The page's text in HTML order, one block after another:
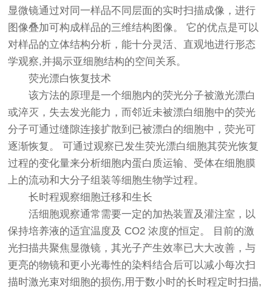
显微镜通过对同一样品不同层面的实时扫描成像，进行
图像叠加可构成样品的三维结构图像。 它的优点是可以
对样品的立体结构分析，能十分灵活、直观地进行形态
学观察,并揭示亚细胞结构的空间关系。
荧光漂白恢复技术
该方法的原理是一个细胞内的荧光分子被激光漂白
或淬灭，失去发光能力，而邻近未被漂白细胞中的荧光
分子可通过缝隙连接扩散到已被漂白的细胞中，荧光可
逐渐恢复。 可通过观察已发生荧光漂白细胞其荧光恢复
过程的变化量来分析细胞内蛋白质运输、受体在细胞膜
上的流动和大分子组装等细胞生物学过程。
长时程观察细胞迁移和生长
活细胞观察通常需要一定的加热装置及灌注室，以
保持培养液的适宜温度及 CO2 浓度的恒定。 目前的激
光扫描共聚焦显微镜，其光子产生效率已大大改善，与
更亮的物镜和更小光毒性的染料结合后可以减小每次扫
描时激光束对细胞的损伤,用于数小时的长时程定时扫描,